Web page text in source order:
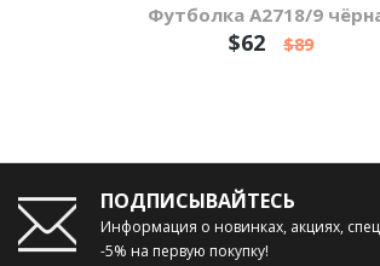
Футболка А2718/9
$62 $89
ПОДПИСЫВАЙТЕСЬ
Информация о новинках, акциях,
-5% на первую покупку!